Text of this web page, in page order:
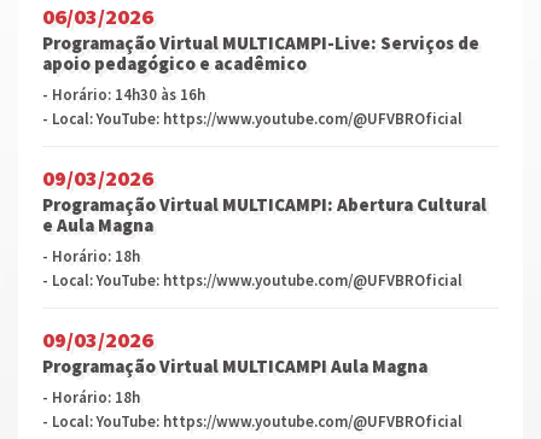
06/03/2026
Programação Virtual MULTICAMPI-Live: Serviços de
apoio pedagógico e acadêmico
- Horário: 14h30 às 16h
- Local: YouTube: https://www.youtube.com/@UFVBROficial
09/03/2026
Programação Virtual MULTICAMPI: Abertura Cultural
e Aula Magna
- Horário: 18h
- Local: YouTube: https://www.youtube.com/@UFVBROficial
09/03/2026
Programação Virtual MULTICAMPI Aula Magna
- Horário: 18h
- Local: YouTube: https://www.youtube.com/@UFVBROficial